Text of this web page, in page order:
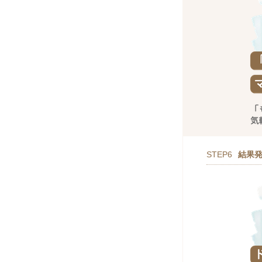
STEP6 結果